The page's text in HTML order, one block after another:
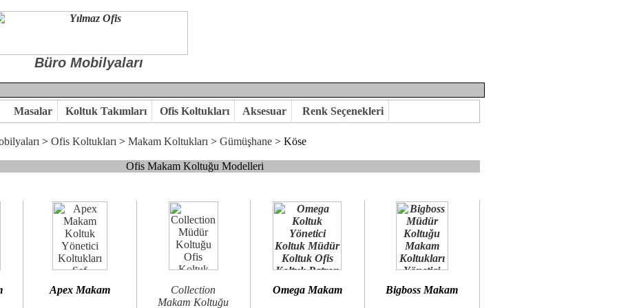
Büro Mobilyaları
kaliteye önem veriyorsanız,makam koltuk modellerimizi incelemenizi öneririz.
goldsit ve modern makam koltukları hayal ettiğiniz özgün ofis ortamına kavuşabilirsiniz.
birlikte karar verelim.
Büro Mobilya
Masalar Koltuk Takımları Ofis Koltukları Aksesuar Renk Seçenekleri
> Ofis Koltukları > Makam Koltukları > Gümüşhane> Köse
Ofis Makam Koltuğu Modelleri
Apex Makam
Collection
Makam Koltuğu
Omega Makam Bigboss Makam